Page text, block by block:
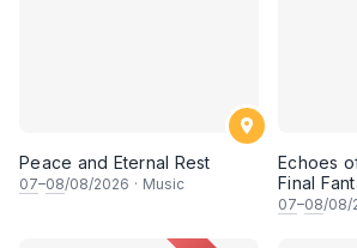
Peace and Eternal Rest
07–08/08/2026 · Music
Echoes
Final
Journey,
07–08/08/